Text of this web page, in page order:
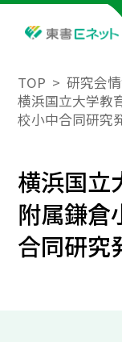
TOP 研究会
横浜国立大学教
校小中合同研究
横浜国立
附属鎌倉
合同研究